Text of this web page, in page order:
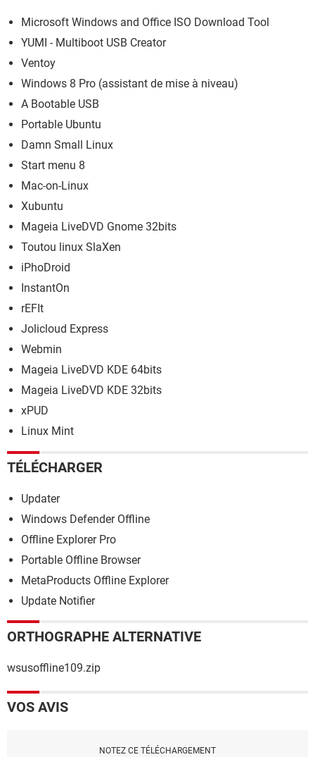
Microsoft Windows and Office ISO Download Tool
YUMI - Multiboot USB Creator
Ventoy
Windows 8 Pro (assistant de mise à niveau)
A Bootable USB
Portable Ubuntu
Damn Small Linux
Start menu 8
Mac-on-Linux
Xubuntu
Mageia LiveDVD Gnome 32bits
Toutou linux SlaXen
iPhoDroid
InstantOn
rEFIt
Jolicloud Express
Webmin
Mageia LiveDVD KDE 64bits
Mageia LiveDVD KDE 32bits
xPUD
Linux Mint
TÉLÉCHARGER
Updater
Windows Defender Offline
Offline Explorer Pro
Portable Offline Browser
MetaProducts Offline Explorer
Update Notifier
ORTHOGRAPHE ALTERNATIVE
wsusoffline109.zip
VOS AVIS
NOTEZ CE TÉLÉCHARGEMENT